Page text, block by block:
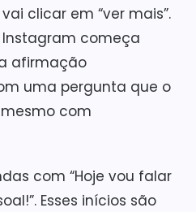
clicar em “ver mais”.
começa
afirmação
uma pergunta que o
com
com “Hoje vou falar
Esses inícios são